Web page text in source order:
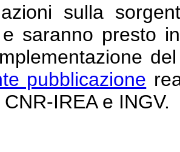
sulla
e saranno presto
pubblicazione
IREA e INGV.